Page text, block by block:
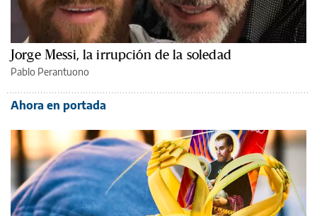
Jorge Messi, la irrupción de la soledad
Pablo Perantuono
Ahora en portada